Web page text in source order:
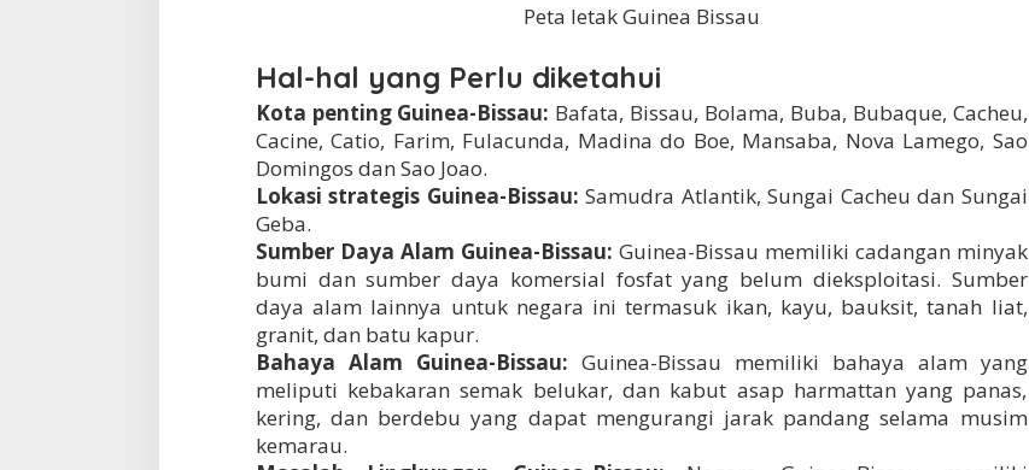
Peta letak Guinea Bissau
Hal-hal yang Perlu diketahui
Kota penting Guinea-Bissau: Bafata, Bissau, Bolama, Buba, Bubaque, Cacheu,
Cacine, Catio, Farim, Fulacunda, Madina do Boe, Mansaba, Nova Lamego, Sao
Domingos dan Sao Joao.
Lokasi strategis Guinea-Bissau: Samudra Atlantik, Sungai Cacheu dan Sungai
Geba.
Sumber Daya Alam Guinea-Bissau: Guinea-Bissau memiliki cadangan minyak
bumi dan sumber daya komersial fosfat yang belum dieksploitasi. Sumber
daya alam lainnya untuk negara ini termasuk ikan, kayu, bauksit, tanah liat,
granit, dan batu kapur.
Bahaya Alam Guinea-Bissau: Guinea-Bissau memiliki bahaya alam yang
meliputi kebakaran semak belukar, dan kabut asap harmattan yang panas,
kering, dan berdebu yang dapat mengurangi jarak pandang selama musim
kemarau.